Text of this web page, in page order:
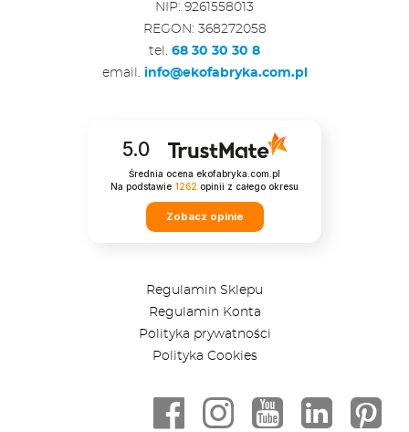
NIP: 9261558013
REGON: 368272058
tel. 68 30 30 30 8
email. info@ekofabryka.com.pl
5.0
Średnia ocena ekofabryka.com.pl
Na podstawie 1262 opinii z całego okresu
Zobacz opinie
Regulamin Sklepu
Regulamin Konta
Polityka prywatności
Polityka Cookies